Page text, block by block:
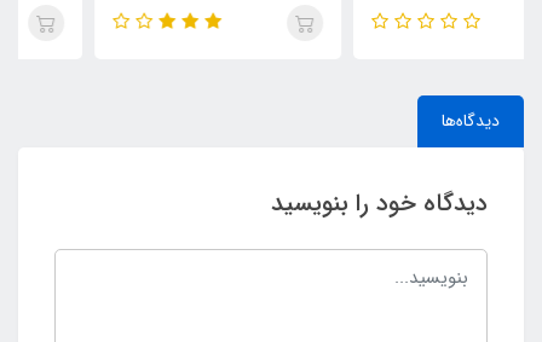
دیدگاه‌ها
دیدگاه خود را بنویسید